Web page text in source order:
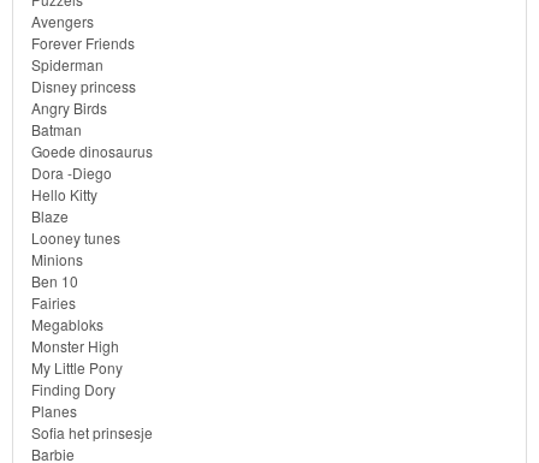
bouwer
SpongeBob
Star
Wars
Feestartikelen
speelgoed
Kinderkamer
dekbedovertrek
fleecedeken
Avengers
Forever Friends
Spiderman
Disney princess
Angry Birds
Batman
Goede dinosaurus
Dora -Diego
Hello Kitty
Blaze
Looney tunes
Minions
Ben 10
Fairies
Megabloks
Monster High
My Little Pony
Finding Dory
Planes
Sofia het prinsesje
Barbie